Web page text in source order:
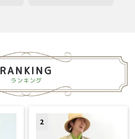
RANKING
ランキング